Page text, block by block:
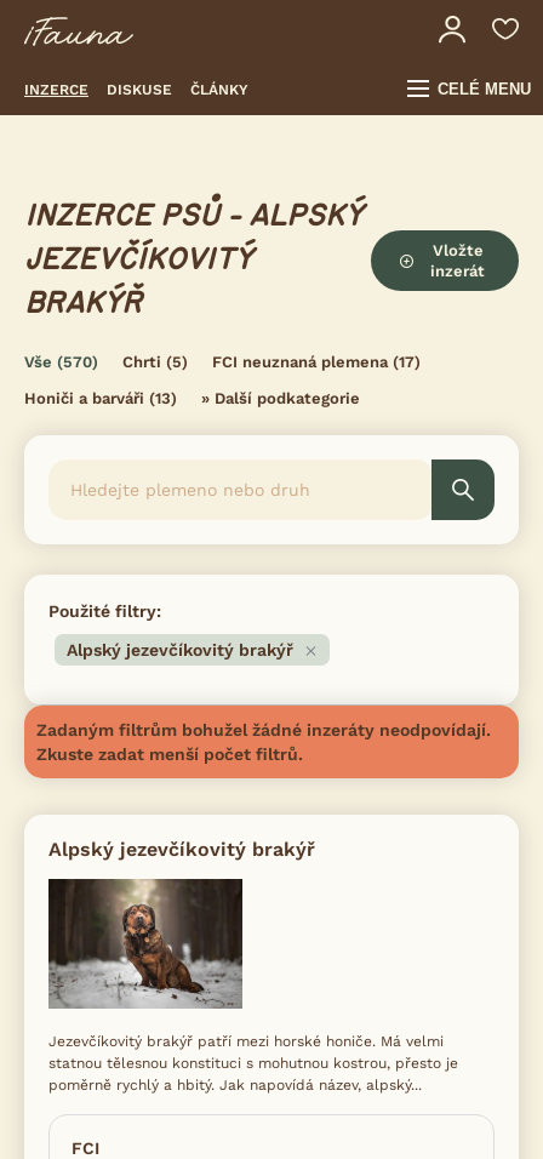
INZERCE DISKUSE ČLÁNKY CELÉ MENU
INZERCE PSŮ - ALPSKÝ
JEZEVČÍKOVITÝ
BRAKÝŘ
Vložte
inzerát
Vše (570) Chrti (5) FCI neuznaná plemena(17)
Honiči a barváři (13) » Další podkategorie
Použité filtry:
Alpský jezevčíkovitý brakýř
Zadaným filtrům bohužel žádné inzeráty neodpovídají.
Zkuste zadat menší počet filtrů.
Alpský jezevčíkovitý brakýř
Jezevčíkovitý brakýř patří mezi horské honiče. Má velmi
statnou tělesnou konstituci s mohutnou kostrou, přesto je
poměrně rychlý a hbitý. Jak napovídá název, alpský...
FCI